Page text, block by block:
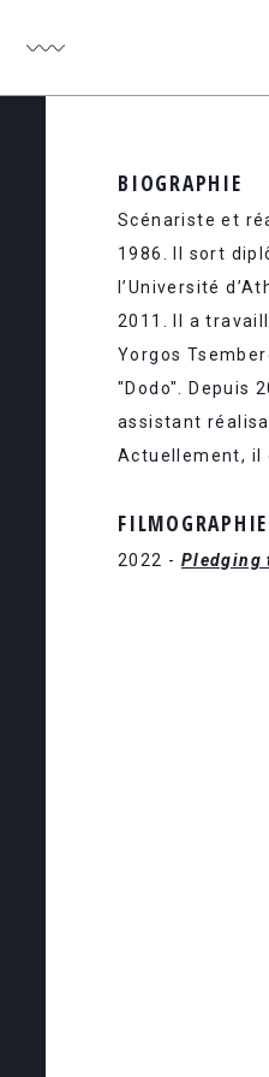
BIOGRAPHIE
Scénariste et
1986. Il sort
l’Université
2011. Il a
Yorgos
"Dodo". Depuis
assistant
Actuellement, il
FILMOGRAPHIE
2022 - Pledging